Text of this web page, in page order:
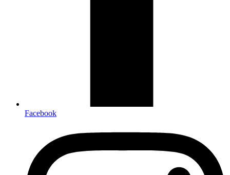
Facebook